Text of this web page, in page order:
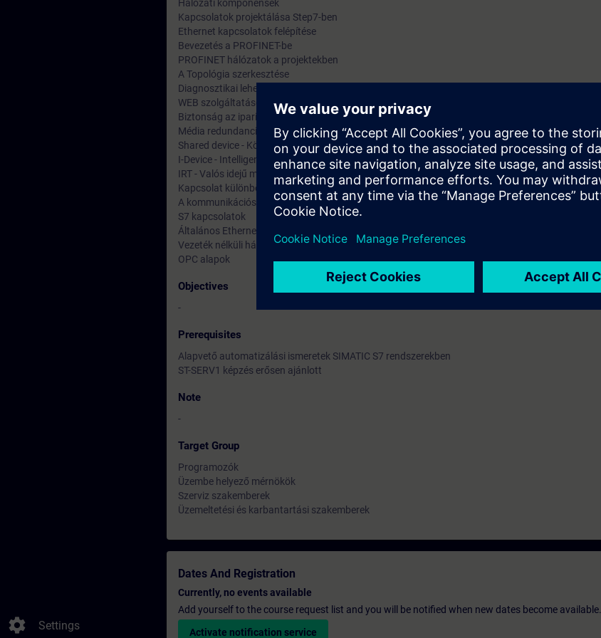
settings Settings
Hálózati komponensek
Kapcsolatok projektálása Step7-ben
Ethernet kapcsolatok felépítése
Bevezetés a PROFINET-be
PROFINET hálózatok a projektekben
A Topológia szerkesztése
Diagnosztikai lehetőségek
WEB szolgáltatások a PROFINET hálózaton
Biztonság az ipari Ethernet-en alapismeretek
Média redundancia
Shared device - Közös használatú IO eszközök
I-Device - Intelligens IO eszközök
IRT - Valós idejű működés
Kapcsolat különböző hálózatok között
A kommunikációs lehetőségek összehasonlítása
S7 kapcsolatok
Általános Ethernet kommunikáció
Vezeték nélküli hálózati alapok
OPC alapok
Objectives
-
Prerequisites
Alapvető automatizálási ismeretek SIMATIC S7 rendszerekben
ST-SERV1 képzés erősen ajánlott
Note
-
Target Group
Programozók
Üzembe helyező mérnökök
Szerviz szakemberek
Üzemeltetési és karbantartási szakemberek
Dates And Registration
Currently, no events available
Add yourself to the course request list and you will be notified when new dates become available.
Activate notification service